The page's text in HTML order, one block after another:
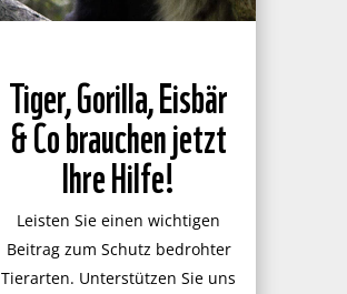
Tiger, Gorilla, Eisbär
& Co brauchen jetzt
Ihre Hilfe!
Leisten Sie einen wichtigen
Beitrag zum Schutz bedrohter
Tierarten. Unterstützen Sie uns